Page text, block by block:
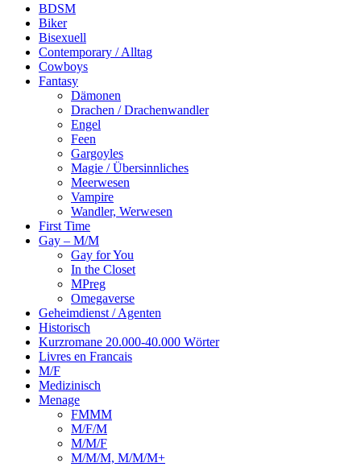
BDSM
Biker
Bisexuell
Contemporary / Alltag
Cowboys
Fantasy
Dämonen
Drachen / Drachenwandler
Engel
Feen
Gargoyles
Magie / Übersinnliches
Meerwesen
Vampire
Wandler, Werwesen
First Time
Gay – M/M
Gay for You
In the Closet
MPreg
Omegaverse
Geheimdienst / Agenten
Historisch
Kurzromane 20.000-40.000 Wörter
Livres en Francais
M/F
Medizinisch
Menage
FMMM
M/F/M
M/M/F
M/M/M, M/M/M+